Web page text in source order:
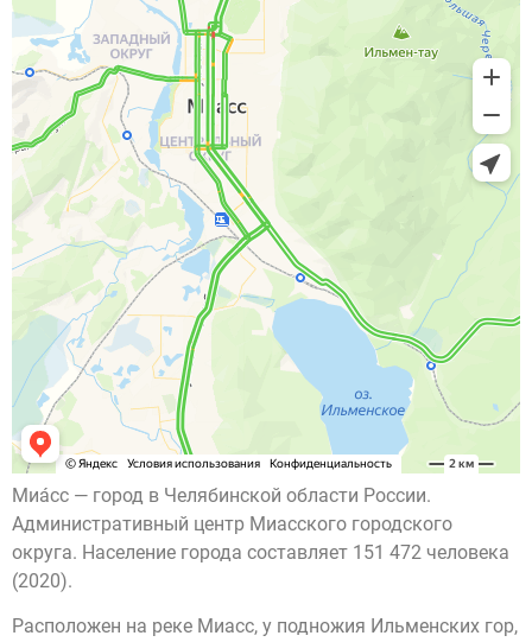
Миа́сс — город в Челябинской области России.
Административный центр Миасского городского
округа. Население города составляет 151 472 человека
(2020).
Расположен на реке Миасс, у подножия Ильменских гор,